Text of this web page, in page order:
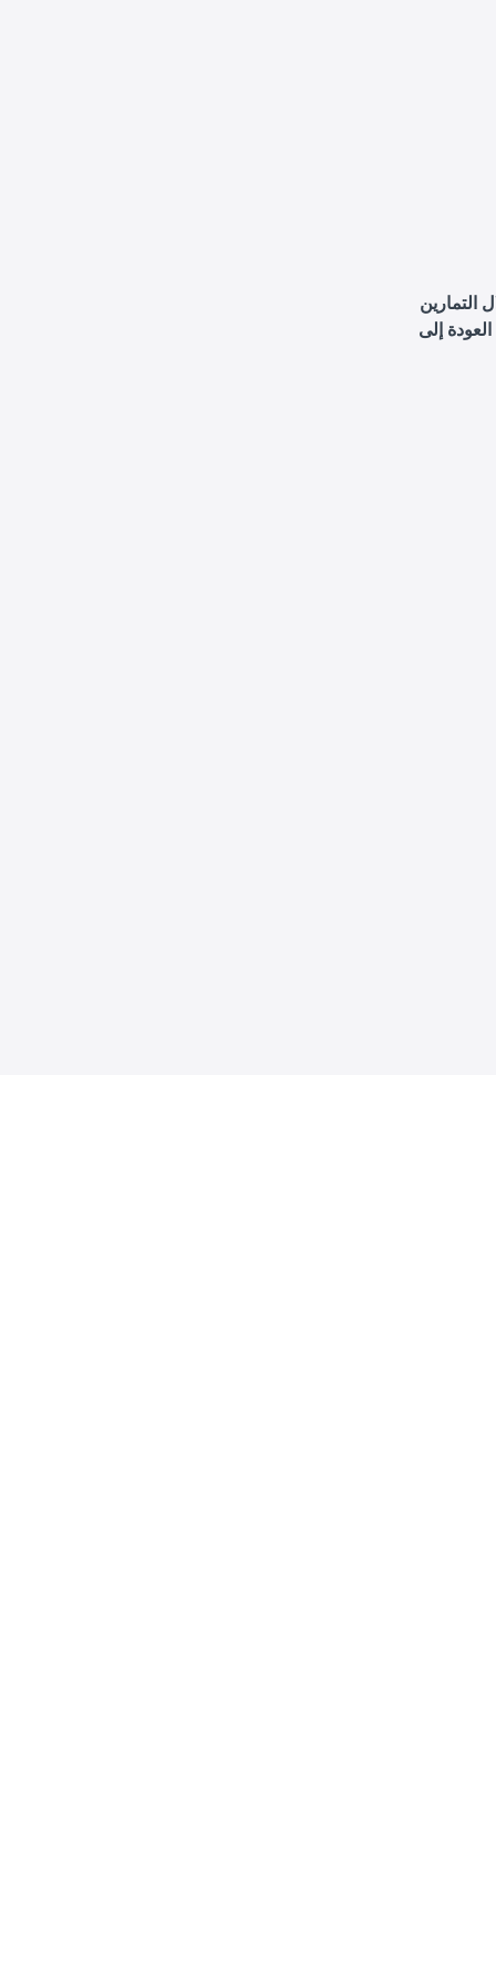
التمارين
إلى